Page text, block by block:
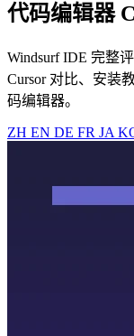
代码编辑器
Windsurf IDE 完整
Cursor 对比、安装
码编辑器。
ZH EN DE FR JA